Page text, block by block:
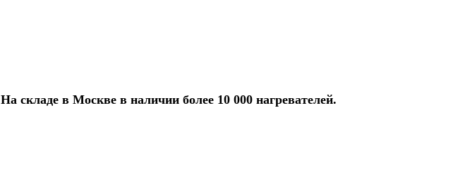
На складе в Москве в наличии более 10 000 нагревателей.